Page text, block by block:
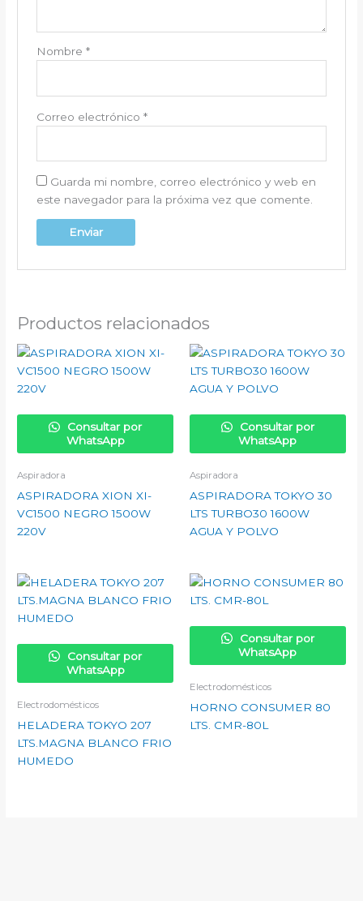
Nombre *
Correo electrónico *
Guarda mi nombre, correo electrónico y web en
este navegador para la próxima vez que comente.
Productos relacionados
Consultar por
WhatsApp
Aspiradora
ASPIRADORA XION XI-
VC1500 NEGRO 1500W
220V
Consultar por
WhatsApp
Aspiradora
ASPIRADORA TOKYO 30
LTS TURBO30 1600W
AGUA Y POLVO
Consultar por
WhatsApp
Electrodomésticos
HELADERA TOKYO 207
LTS.MAGNA BLANCO FRIO
HUMEDO
Consultar por
WhatsApp
Electrodomésticos
HORNO CONSUMER 80
LTS. CMR-80L